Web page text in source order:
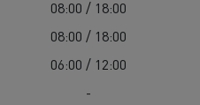
08:00 / 18:00
08:00 / 18:00
06:00 / 12:00
-